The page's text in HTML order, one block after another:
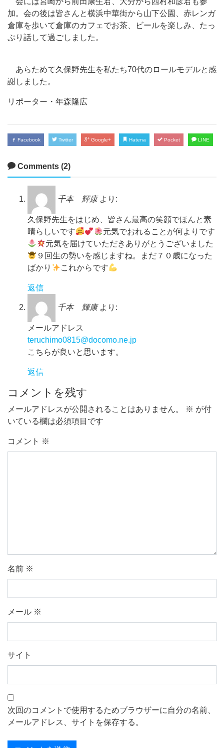
加。会の後は皆さんと横浜中華街から山下公園、赤レンガ
倉庫を歩いて倉庫のカフェでお茶、ビールを楽しみ、たっ
ぷり話して過ごしました。
あらためて久保野先生を私たち70代のロールモデルと感
謝しました。
リポーター・年森隆広
Facebook Twitter Google+ Hatena Pocket LINE
Comments (2)
千本 輝康 より:
久保野先生をはじめ、皆さん最高の笑顔でほんと素
晴らしいです
元気でおれることが何よりです
元気を届けていただきありがとうございました
９回生の勢いを感じますね。まだ７０歳になった
ばかり
これからです
返信
千本 輝康 より:
メールアドレス
teruchimo0815@docomo.ne.jp
こちらが良いと思います。
返信
コメントを残す
メールアドレスが公開されることはありません。 ※ が付
いている欄は必須項目です
コメント ※
名前 ※
メール ※
サイト
次回のコメントで使用するためブラウザーに自分の名前、
メールアドレス、サイトを保存する。